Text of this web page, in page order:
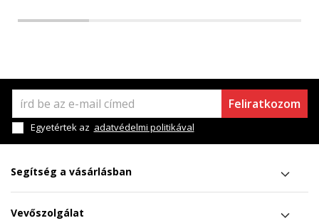
Feliratkozom
Egyetértek az adatvédelmi politikával
Segítség a vásárlásban
Vevőszolgálat